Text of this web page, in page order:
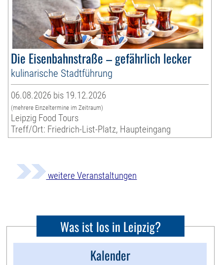
Die Eisenbahnstraße – gefährlich lecker
kulinarische Stadtführung
06.08.2026 bis 19.12.2026
(mehrere Einzeltermine im Zeitraum)
Leipzig Food Tours
Treff/Ort: Friedrich-List-Platz, Haupteingang
weitere Veranstaltungen
Was ist los in Leipzig?
Kalender